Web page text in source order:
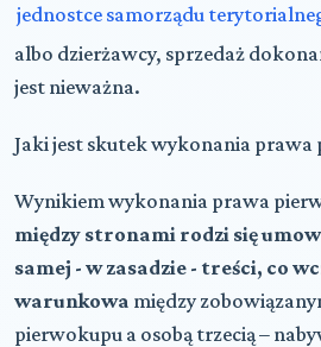
jednostce samorządu
albo dzierżawcy, sprzedaż
jest nieważna.
Jaki jest skutek wykonania prawa
Wynikiem wykonania prawa
między stronami rodzi się
samej - w zasadzie - treści, co
warunkowa między
pierwokupu a osobą trzecią –